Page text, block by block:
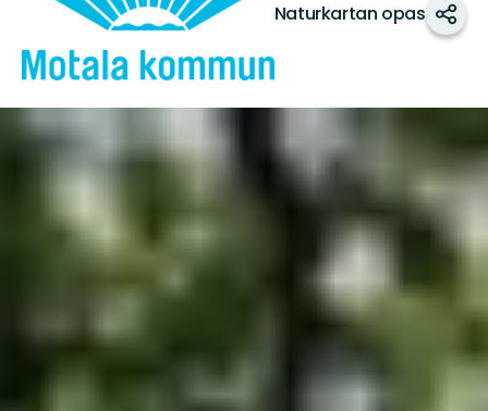
Naturkartan opas
Jaa